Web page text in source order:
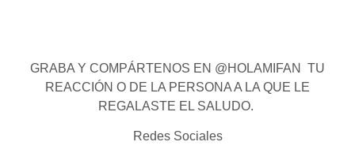
GRABA Y COMPÁRTENOS EN @HOLAMIFAN TU
REACCIÓN O DE LA PERSONA A LA QUE LE
REGALASTE EL SALUDO.
Redes Sociales